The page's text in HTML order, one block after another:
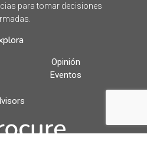
para tomar decisiones
Opinión
Eventos